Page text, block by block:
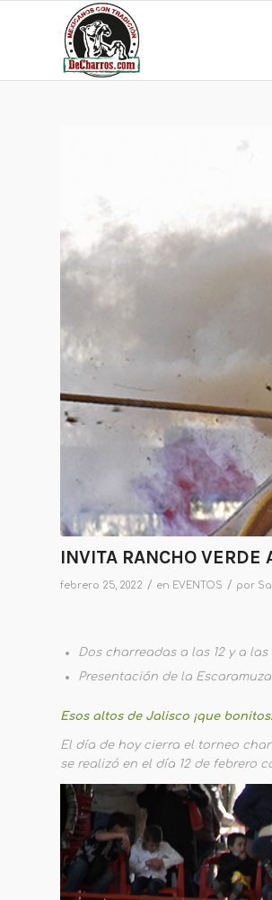
INVITA RANCHO VERDE
febrero 25, 2022 / en EVENTOS / por
Dos charreadas a las 12 y a
Presentación de la
Esos altos de Jalisco ¡que
El día de hoy cierra el torneo
se realizó en el día 12 de febrero